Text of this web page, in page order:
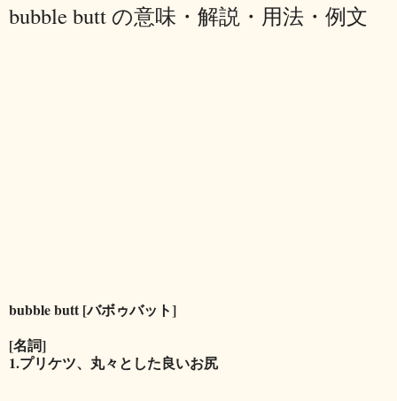
bubble butt の意味・解説・用法・例文
bubble butt [バボゥバット]
[名詞]
1.プリケツ、丸々とした良いお尻